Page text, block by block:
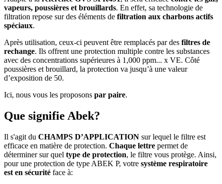
vapeurs, poussières et brouillards. En effet, sa technologie de
filtration repose sur des éléments de filtration aux charbons actifs
spéciaux.
Après utilisation, ceux-ci peuvent être remplacés par des filtres de
rechange. Ils offrent une protection multiple contre les substances
avec des concentrations supérieures à 1,000 ppm... x VE. Côté
poussières et brouillard, la protection va jusqu’à une valeur
d’exposition de 50.
Ici, nous vous les proposons par paire.
Que signifie Abek?
Il s'agit du CHAMPS D’APPLICATION sur lequel le filtre est
efficace en matière de protection. Chaque lettre permet de
déterminer sur quel type de protection, le filtre vous protège. Ainsi,
pour une protection de type ABEK P, votre système respiratoire
est en sécurité face à: